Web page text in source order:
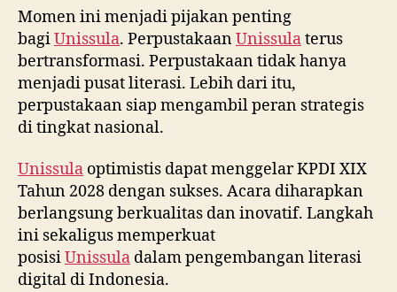
Momen ini menjadi pijakan penting
bagiUnissula. PerpustakaanUnissulaterus
bertransformasi. Perpustakaan tidak hanya
menjadi pusat literasi. Lebih dari itu,
perpustakaan siap mengambil peran strategis
di tingkat nasional.
Unissula optimistis dapat menggelar KPDI XIX
Tahun 2028 dengan sukses. Acara diharapkan
berlangsung berkualitas dan inovatif. Langkah
ini sekaligus memperkuat
posisiUnissula dalam pengembangan literasi
digital di Indonesia.